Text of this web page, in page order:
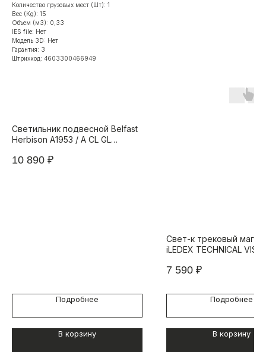
Количество грузовых мест (Шт): 1
Вес (Kg): 15
Объем (м3): 0,33
IES file: Нет
Модель 3D: Нет
Гарантия: 3
Штрихкод: 4603300466949
Светильник подвесной Belfast
Herbison A1953 / A CL GL
Прозрачный
10 890 ₽
Подробнее
В корзину
Свет-к трековый
iLEDEX TECHNICAL
38DG-WH (раб. с
7 590 ₽
Подробнее
В корзину